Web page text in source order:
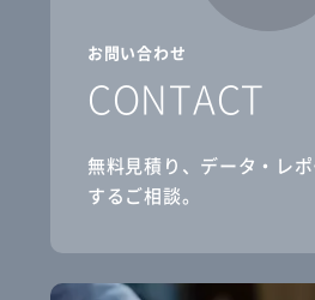
お問い合わせ
CONTACT
無料見積り、データ・レ
するご相談。